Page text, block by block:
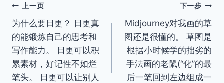
文
章
导
航
上一页
为什么要日更？ 日更真
的能锻炼自己的思考和
写作能力。 日更可以积
累素材，好记性不如烂
笔头。 日更可以让别人
下一步
Midjourney对我画的草
图还是很懂的。 草图是
根据小时候学的拙劣的
手法画的老鼠(“化”的最
后一笔回到左边组成一